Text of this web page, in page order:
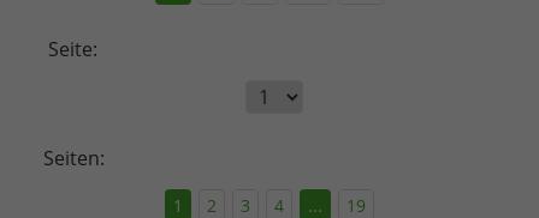
Seite:
Seiten:
1 2 3 4 ... 19